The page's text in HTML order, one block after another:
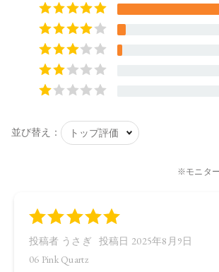
リンゴ酸ジイソステアリル、イソステアリ
油、ラウリン酸亜鉛、ホウケイ酸（Ｃａ／
ロース、ホウケイ酸（Ｃａ／Ｎａ）、ポリ
リジメチルシロキシエチルジメチコン、シ
（Ｃａ／チタン）、酸化スズ、トコフェロ
スピノサ核油、オプンチアフィクスインジ
合成フルオロフロゴパイト、酸化チタン、
ウ、赤２２６
タルク、ラウリン酸イソアミル、トリエチ
ソステアリン酸水添ヒマシ油、ラウリン酸
ース、ポリグリセリル－３ポリジメチルシ
チコン、シリカ、トコフェロール、アルガ
油、オプンチアフィクスインジカ種子油、